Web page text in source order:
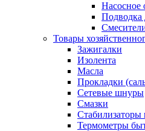
Насосное
Подводка
Товары
Зажигалки
Изолента
Масла
Прокладки
Сетевые шнуры
Смазки
Стабилизаторы
Термометры